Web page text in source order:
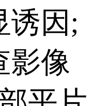
诱因;
影像